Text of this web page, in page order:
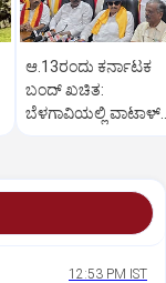
ಆ.13ರಂದು ಕರ್ನಾಟಕ
ಬಂದ್ ಖಚಿತ:
ಬೆಳಗಾವಿಯಲ್ಲಿ ವಾಟಾಳ್
12:53 PM IST